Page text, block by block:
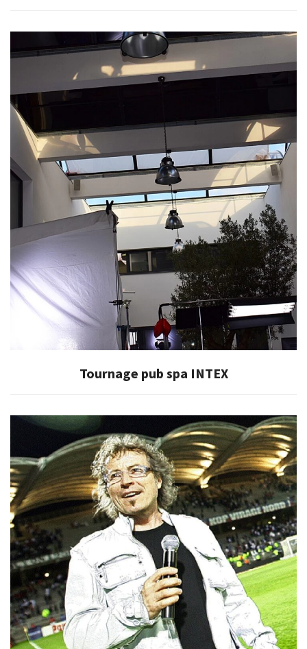
Tournage pub spa INTEX